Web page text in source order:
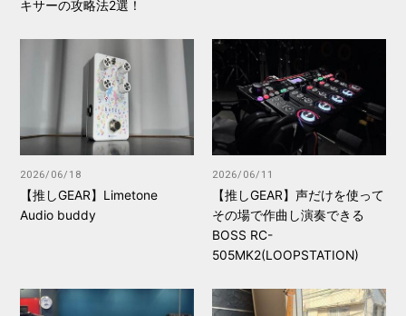
キサーの攻略法2選！
2026/06/18
【推しGEAR】Limetone
Audio buddy
2026/06/11
【推しGEAR】声だけを使って
その場で作曲し演奏できる
BOSS RC-
505MK2(LOOPSTATION)